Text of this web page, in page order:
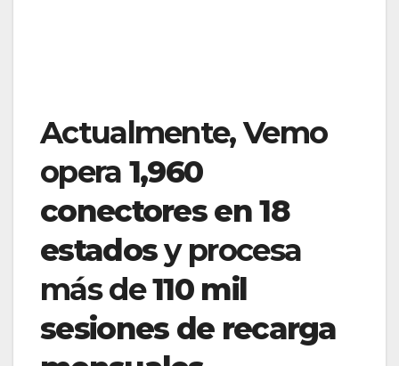
Actualmente, Vemo
opera 1,960
conectores en 18
estadosy procesa
más de110 mil
sesiones de recarga